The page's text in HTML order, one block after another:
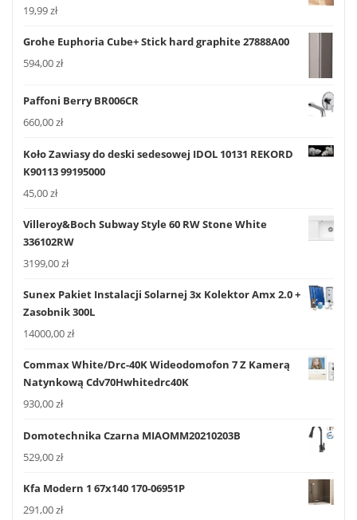
19,99zł
Grohe Euphoria Cube+ Stick hard graphite 27888A00
594,00zł
Paffoni Berry BR006CR
660,00zł
Koło Zawiasy do deski sedesowej IDOL 10131 REKORD
K90113 99195000
45,00zł
Villeroy&Boch Subway Style 60 RW Stone White
336102RW
3199,00zł
Sunex Pakiet Instalacji Solarnej 3x Kolektor Amx 2.0 +
Zasobnik 300L
14000,00zł
Commax White/Drc-40K Wideodomofon 7 Z Kamerą
Natynkową Cdv70Hwhitedrc40K
930,00zł
Domotechnika Czarna MIAOMM20210203B
529,00zł
Kfa Modern 1 67x140 170-06951P
291,00zł